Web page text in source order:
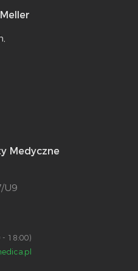
Medyczne
U9
18:00)